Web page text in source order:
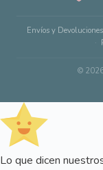
Envíos y Devoluciones
©
Lo que dicen